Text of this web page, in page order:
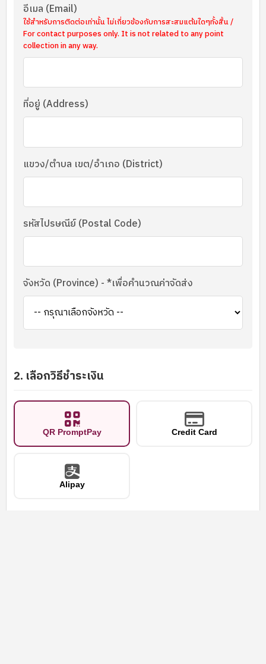
อีเมล (Email)
ใช้สำหรับการติดต่อเท่านั้น ไม่เกี่ยวข้องกับการสะสมแต้มใดๆทั้งสิ้น /
For contact purposes only. It is not related to any point
collection in any way.
ที่อยู่ (Address)
แขวง/ตำบล เขต/อำเภอ (District)
รหัสไปรษณีย์ (Postal Code)
จังหวัด (Province) - *เพื่อคำนวณค่าจัดส่ง
2. เลือกวิธีชำระเงิน
QR PromptPay Credit Card
Alipay